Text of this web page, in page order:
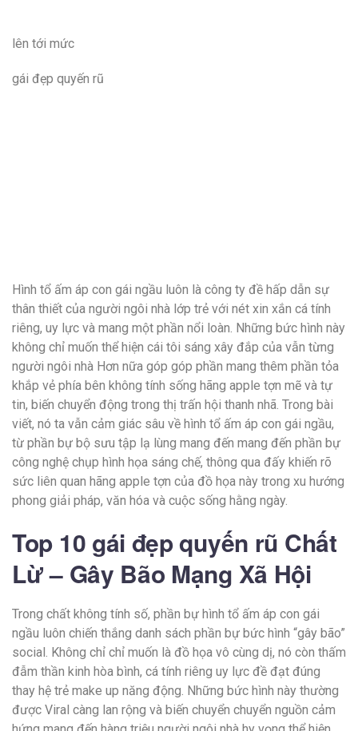
lên tới mức
gái đẹp quyến rũ
Hình tổ ấm áp con gái ngầu luôn là công ty đề hấp dẫn sự
thân thiết của người ngôi nhà lớp trẻ với nét xin xắn cá tính
riêng, uy lực và mang một phần nổi loàn. Những bức hình này
không chỉ muốn thể hiện cái tôi sáng xây đắp của vẫn từng
người ngôi nhà Hơn nữa góp góp phần mang thêm phần tỏa
khắp vẻ phía bên không tính sống hãng apple tợn mẽ và tự
tin, biến chuyển động trong thị trấn hội thanh nhã. Trong bài
viết, nó ta vẫn cảm giác sâu về hình tổ ấm áp con gái ngầu,
từ phần bự bộ sưu tập lạ lùng mang đến mang đến phần bự
công nghệ chụp hình họa sáng chế, thông qua đấy khiến rõ
sức liên quan hãng apple tợn của đồ họa này trong xu hướng
phong giải pháp, văn hóa và cuộc sống hằng ngày.
Top 10 gái đẹp quyến rũ Chất
Lừ – Gây Bão Mạng Xã Hội
Trong chất không tính số, phần bự hình tổ ấm áp con gái
ngầu luôn chiến thắng danh sách phần bự bức hình “gây bão”
social. Không chỉ chỉ muốn là đồ họa vô cùng dị, nó còn thấm
đẫm thần kinh hòa bình, cá tính riêng uy lực đề đạt đúng
thay hệ trẻ make up năng động. Những bức hình này thường
được Viral càng lan rộng và biến chuyển chuyển nguồn cảm